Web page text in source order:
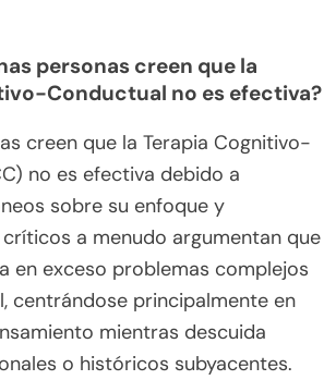
personas creen que la
Conductual no es efectiva?
creen que la Terapia Cognitivo-
no es efectiva debido a
sobre su enfoque y
a menudo argumentan que
en exceso problemas complejos
centrándose principalmente en
mientras descuida
o históricos subyacentes.